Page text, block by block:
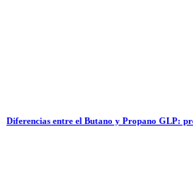
Diferencias entre el Butano y Propano GLP: